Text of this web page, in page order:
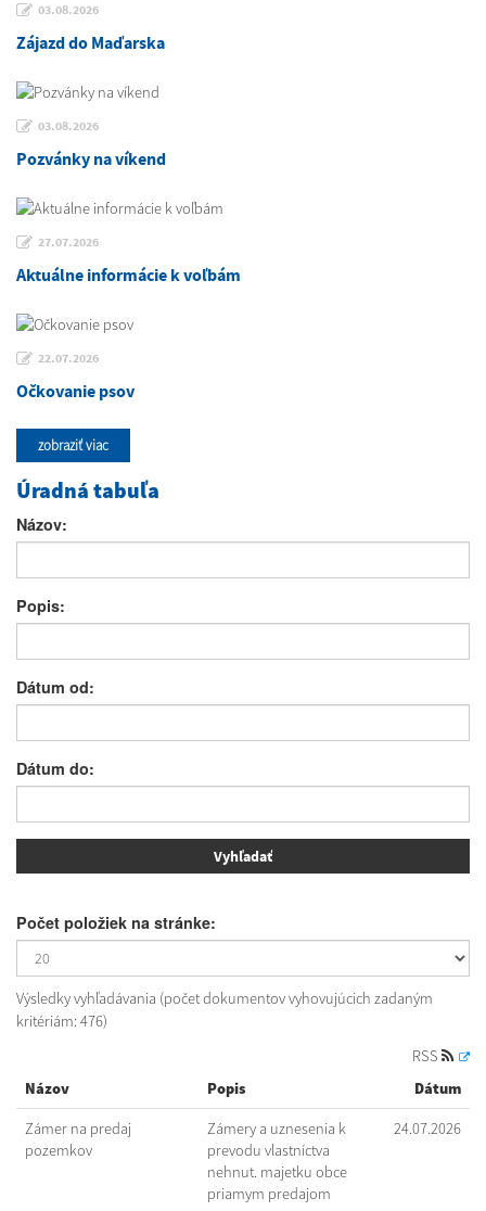
03.08.2026
Zájazd do Maďarska
03.08.2026
Pozvánky na víkend
27.07.2026
Aktuálne informácie k voľbám
22.07.2026
Očkovanie psov
zobraziť viac
Úradná tabuľa
Názov:
Popis:
Dátum od:
Dátum do:
Počet položiek na stránke:
Výsledky vyhľadávania (počet dokumentov vyhovujúcich zadaným
kritériám: 476)
RSS
Názov
Popis Dátum
Zámer na predaj
pozemkov
Zámery a uznesenia k
prevodu vlastníctva
nehnut. majetku obce
priamym predajom
24.07.2026